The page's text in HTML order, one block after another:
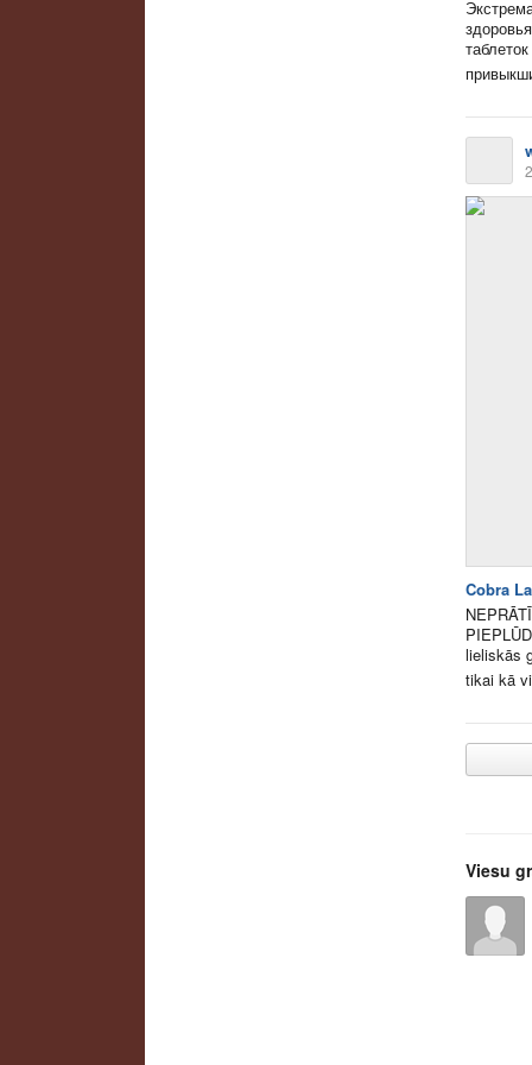
Cobra
lieliskās
tikai kā
Viesu